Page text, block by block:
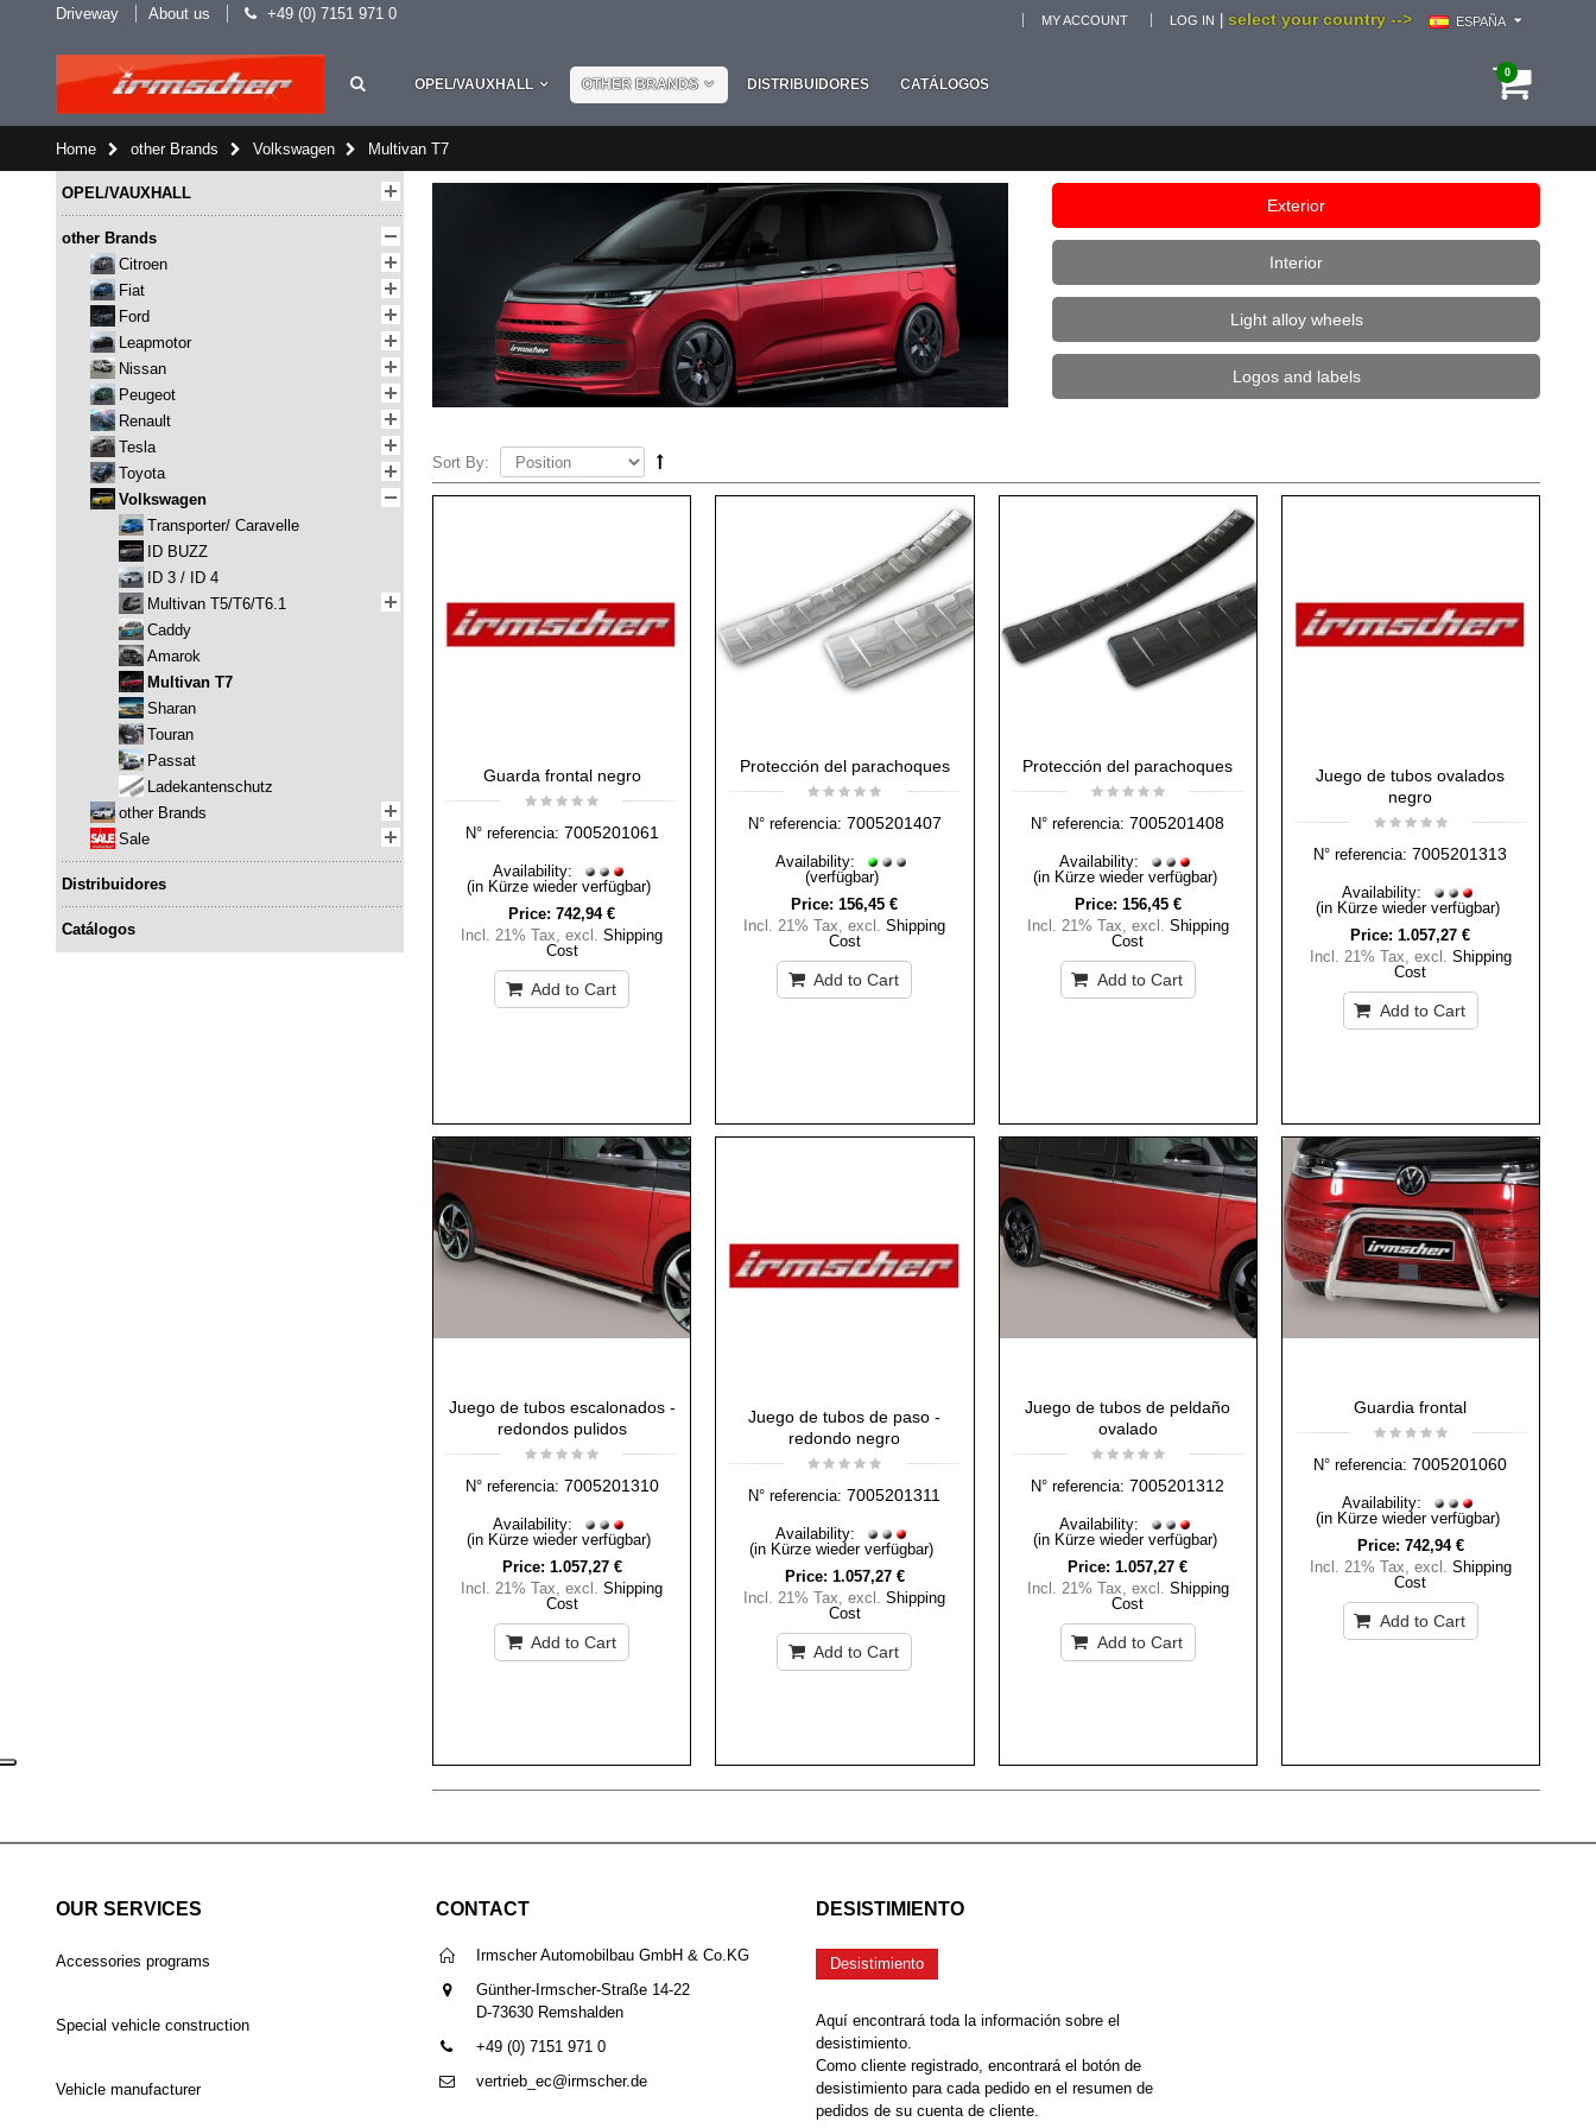
Driveway About us +49 (0) 7151 971 0 select your country --> ESPAÑA
MY ACCOUNT LOG IN
0
OPEL/VAUXHALL OTHER BRANDS DISTRIBUIDORES CATÁLOGOS
Home other Brands Volkswagen Multivan T7
Exterior
Interior
Light alloy wheels
Logos and labels
Sort By:
Guarda frontal negro
N° referencia: 7005201061
Availability:
(in Kürze wieder verfügbar)
Price: 742,94 €
Incl. 21% Tax,excl.Shipping
Cost
Add to Cart
Protección del parachoques
N° referencia: 7005201407
Availability:
(verfügbar)
Price: 156,45 €
Incl. 21% Tax,excl.Shipping
Cost
Add to Cart
Protección del parachoques
N° referencia: 7005201408
Availability:
(in Kürze wieder verfügbar)
Price: 156,45 €
Incl. 21% Tax, excl. Shipping
Cost
Add to Cart
Juego de tubos ovalados
negro
N° referencia: 7005201313
Availability:
(in Kürze wieder verfügbar)
Price: 1.057,27 €
Incl. 21% Tax, excl. Shipping
Cost
Add to Cart
Juego de tubos escalonados -
redondos pulidos
N° referencia: 7005201310
Availability:
(in Kürze wieder verfügbar)
Price: 1.057,27 €
Incl. 21% Tax,excl.Shipping
Cost
Add to Cart
Juego de tubos de paso -
redondo negro
N° referencia: 7005201311
Availability:
(in Kürze wieder verfügbar)
Price: 1.057,27 €
Incl. 21% Tax,excl.Shipping
Cost
Add to Cart
Juego de tubos de peldaño
ovalado
N° referencia: 7005201312
Availability:
(in Kürze wieder verfügbar)
Price: 1.057,27 €
Incl. 21% Tax, excl. Shipping
Cost
Add to Cart
Guardia frontal
N° referencia: 7005201060
Availability:
(in Kürze wieder verfügbar)
Price: 742,94 €
Incl. 21% Tax, excl. Shipping
Cost
Add to Cart
OPEL/VAUXHALL
other Brands
Citroen
Fiat
Ford
Leapmotor
Nissan
Peugeot
Renault
Tesla
Toyota
Volkswagen
Transporter/ Caravelle
ID BUZZ
ID 3 / ID 4
Multivan T5/T6/T6.1
Caddy
Amarok
Multivan T7
Sharan
Touran
Passat
Ladekantenschutz
other Brands
Sale
Distribuidores
Catálogos
OUR SERVICES
Accessories programs
Special vehicle construction
Vehicle manufacturer
CONTACT
Irmscher Automobilbau GmbH & Co.KG
Günther-Irmscher-Straße 14-22
D-73630 Remshalden
+49 (0) 7151 971 0
vertrieb_ec@irmscher.de
DESISTIMIENTO
Desistimiento
Aquí encontrará toda la información sobre el
desistimiento.
Como cliente registrado, encontrará el botón de
desistimiento para cada pedido en el resumen de
pedidos de su cuenta de cliente.